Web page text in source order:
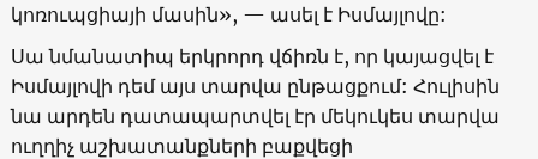
կոռուպցիայի մասին», — ասել է Իսմայլովը:
Սա նմանատիպ երկրորդ վճիռն է, որ կայացվել է
Իսմայլովի դեմ այս տարվա ընթացքում: Հուլիսին
նա արդեն դատապարտվել էր մեկուկես տարվա
ուղղիչ աշխատանքների բաքվեցի